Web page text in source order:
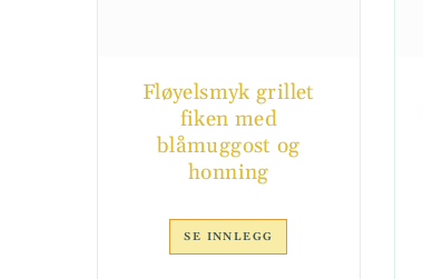
Fløyelsmyk grillet
fiken med
blåmuggost og
honning
SE INNLEGG